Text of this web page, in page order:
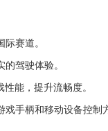
赛道。
驾驶体验。
能，提升流畅度。
手柄和移动设备控制